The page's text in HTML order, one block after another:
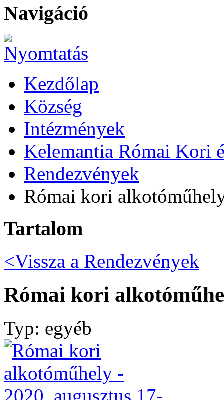
Navigáció
Kezdőlap
Község
Intézmények
Kelemantia Római Kori
Rendezvények
Római kori
Tartalom
<Vissza a Rendezvények
Római kori
Typ: egyéb